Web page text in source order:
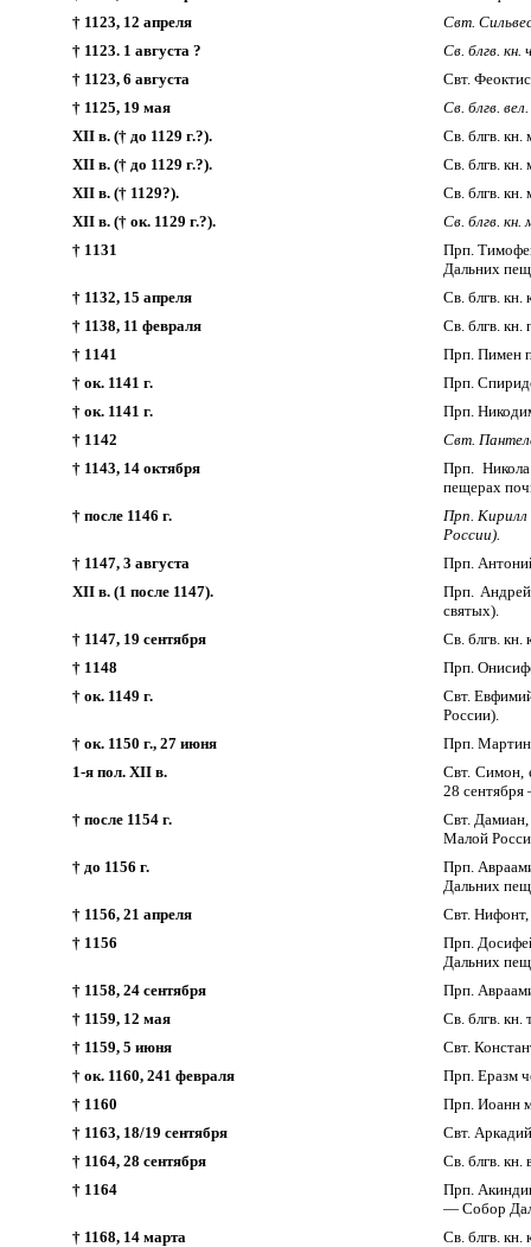
† 1123, 12 апреля
Свт.
† 1123. 1 августа ?
Св. блгв. кн.
† 1123, 6 августа
Свт.
† 1125, 19 мая
Св. блгв.
XII в. († до 1129 г.?).
Св. блгв.
XII в. († до 1129 г.?).
Св. блгв.
XII в. († 1129?).
Св. блгв. кн.
XII в. († ок. 1129 г.?).
Св. блгв. кн.
† 1131
Прп.
Дальних
† 1132, 15 апреля
Св. блгв. кн.
† 1138, 11 февраля
Св. блгв. кн.
† 1141
Прп. Пимен
† ок. 1141 г.
Прп.
† ок. 1141 г.
Прп.
† 1142
Свт.
† 1143, 14 октября
Прп.
пещерах
† после 1146 г.
Прп. Кирилл
России).
† 1147, 3 августа
Прп.
XII в. (1 после 1147).
Прп.
святых).
† 1147, 19 сентября
Св. блгв. кн.
† 1148
Прп.
† ок. 1149 г.
Свт.
России).
† ок. 1150 г., 27 июня
Прп. Мартин
1-я пол. XII в.
Свт. Симон,
28
† после 1154 г.
Свт.
Малой
† до 1156 г.
Прп.
Дальних
† 1156, 21 апреля
Свт.
† 1156
Прп.
Дальних
† 1158, 24 сентября
Прп.
† 1159, 12 мая
Св. блгв.
† 1159, 5 июня
Свт.
† ок. 1160, 241 февраля
Прп. Еразм
† 1160
Прп. Иоанн
† 1163, 18/19 сентября
Свт.
† 1164, 28 сентября
Св. блгв.
† 1164
Прп.
— Собор
† 1168, 14 марта
Св. блгв. кн.